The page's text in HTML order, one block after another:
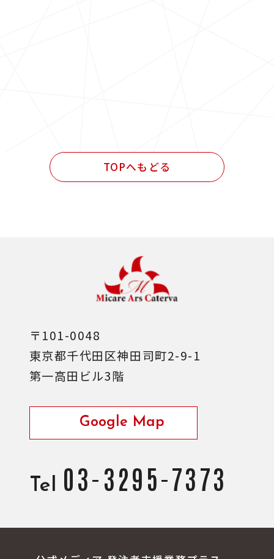
TOPへもどる
〒101-0048
東京都千代田区神田司町2-9-1
第一高田ビル3階
Google Map
Tel 03-3295-7373